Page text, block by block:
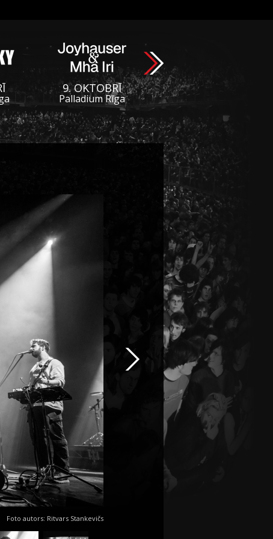
9. OKTOBRĪ
Palladium Rīga
Foto autors: Ritvars Stankevičs